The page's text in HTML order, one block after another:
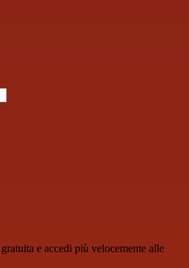
e accedi più velocemente alle